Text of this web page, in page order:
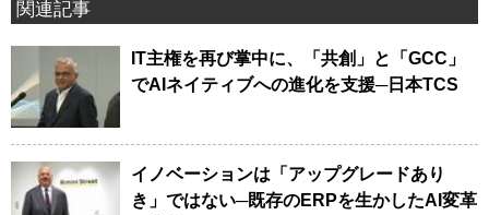
関連記事
IT主権を再び掌中に、「共創」と「GCC」
でAIネイティブへの進化を支援─日本TCS
イノベーションは「アップグレードあり
き」ではない─既存のERPを生かしたAI変革